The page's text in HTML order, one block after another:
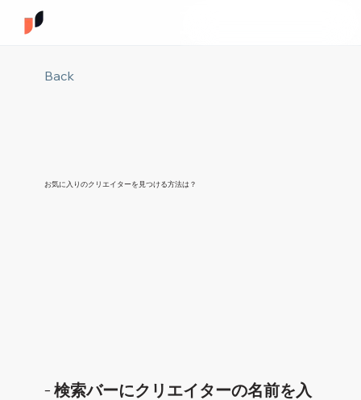
お気に入りのクリエイターを見つける方法は？
Back
- 検索バーにクリエイターの名前を入